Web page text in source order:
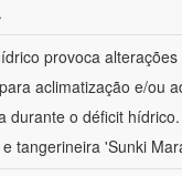
provoca
aclimatização e/ou
durante o déficit
tangerineira 'Sunki